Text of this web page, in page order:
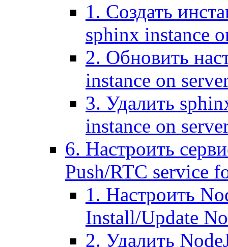
1. Создать
sphinx instance
2. Обновить
instance on
3. Удалить
instance on
6. Настроить
Push/RTC service
1. Настроить
Install/Update
2. Удалить